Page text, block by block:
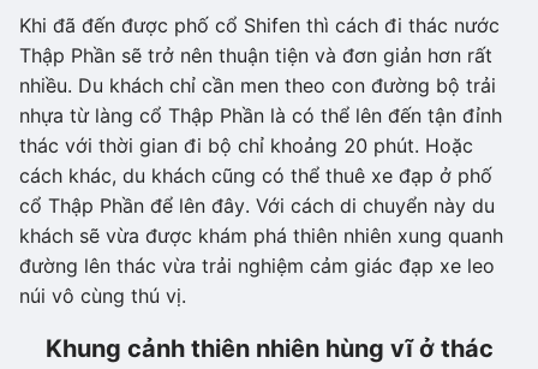
Khi đã đến được phố cổ Shifen thì cách đi thác nước
Thập Phần sẽ trở nên thuận tiện và đơn giản hơn rất
nhiều. Du khách chỉ cần men theo con đường bộ trải
nhựa từ làng cổ Thập Phần là có thể lên đến tận đỉnh
thác với thời gian đi bộ chỉ khoảng 20 phút. Hoặc
cách khác, du khách cũng có thể thuê xe đạp ở phố
cổ Thập Phần để lên đây. Với cách di chuyển này du
khách sẽ vừa được khám phá thiên nhiên xung quanh
đường lên thác vừa trải nghiệm cảm giác đạp xe leo
núi vô cùng thú vị.
Khung cảnh thiên nhiên hùng vĩ ở thác